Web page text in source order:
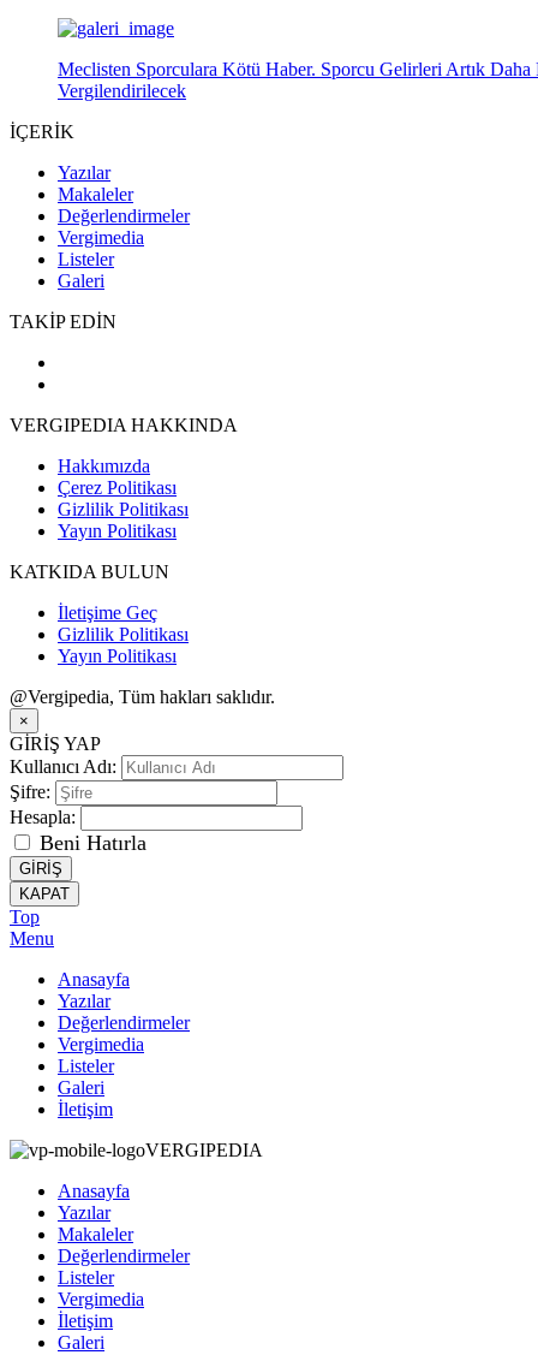
Meclisten Sporculara Kötü Haber. Sporcu Gelirleri Artık Daha
Vergilendirilecek
İÇERİK
Yazılar
Makaleler
Değerlendirmeler
Vergimedia
Listeler
Galeri
TAKİP EDİN
VERGIPEDIA HAKKINDA
Hakkımızda
Çerez Politikası
Gizlilik Politikası
Yayın Politikası
KATKIDA BULUN
İletişime Geç
Gizlilik Politikası
Yayın Politikası
@Vergipedia, Tüm hakları saklıdır.
×
GİRİŞ YAP
Kullanıcı Adı:
Şifre:
Hesapla:
Beni Hatırla
GİRİŞ
KAPAT
Top
Menu
Anasayfa
Yazılar
Değerlendirmeler
Vergimedia
Listeler
Galeri
İletişim
VERGIPEDIA
Anasayfa
Yazılar
Makaleler
Değerlendirmeler
Listeler
Vergimedia
İletişim
Galeri